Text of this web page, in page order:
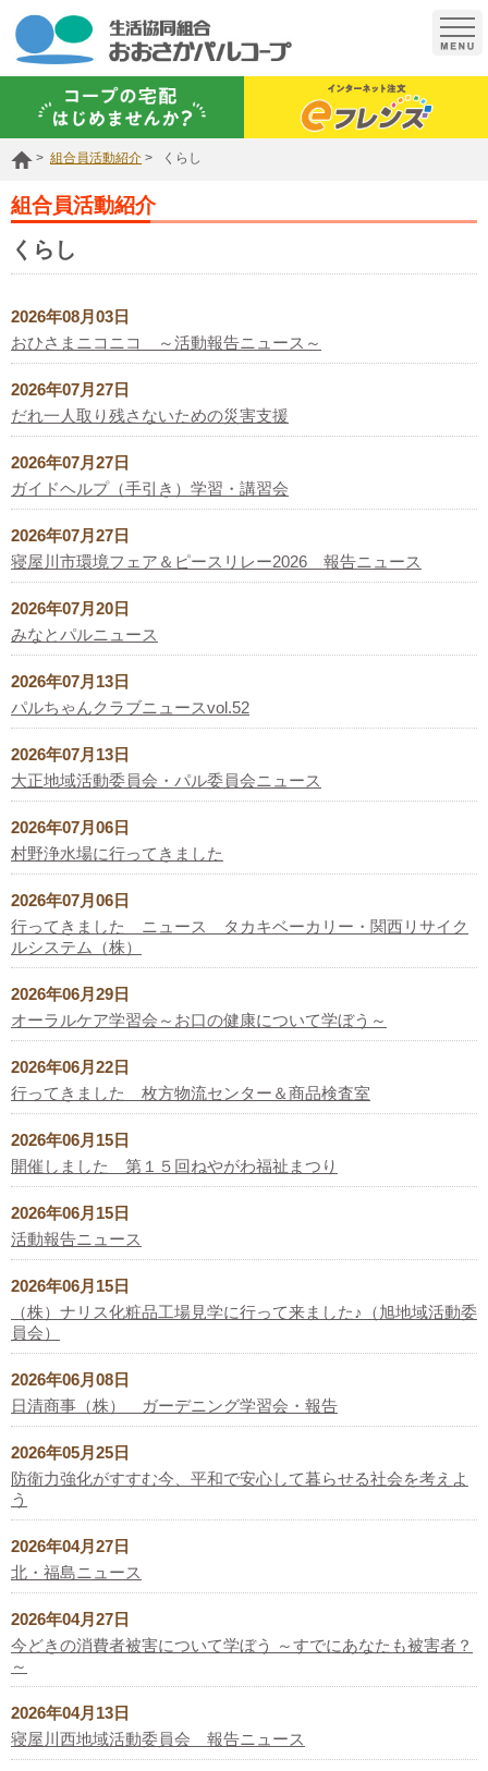
t
o
g
組合員活動紹介 くらし
組合員活動紹介
くらし
2026年08月03日
おひさまニコニコ ～活動報告ニュース～
2026年07月27日
だれ一人取り残さないための災害支援
2026年07月27日
ガイドヘルプ（手引き）学習・講習会
2026年07月27日
寝屋川市環境フェア＆ピースリレー2026 報告ニュース
2026年07月20日
みなとパルニュース
2026年07月13日
パルちゃんクラブニュースvol.52
2026年07月13日
大正地域活動委員会・パル委員会ニュース
2026年07月06日
村野浄水場に行ってきました
2026年07月06日
行ってきました ニュース タカキベーカリー・関西リサイク
ルシステム（株）
2026年06月29日
オーラルケア学習会～お口の健康について学ぼう～
2026年06月22日
行ってきました 枚方物流センター＆商品検査室
2026年06月15日
開催しました 第１５回ねやがわ福祉まつり
2026年06月15日
活動報告ニュース
2026年06月15日
（株）ナリス化粧品工場見学に行って来ました♪（旭地域活動委
員会）
2026年06月08日
日清商事（株） ガーデニング学習会・報告
2026年05月25日
防衛力強化がすすむ今、平和で安心して暮らせる社会を考えよ
う
2026年04月27日
北・福島ニュース
2026年04月27日
今どきの消費者被害について学ぼう ～すでにあなたも被害者？
～
2026年04月13日
寝屋川西地域活動委員会 報告ニュース